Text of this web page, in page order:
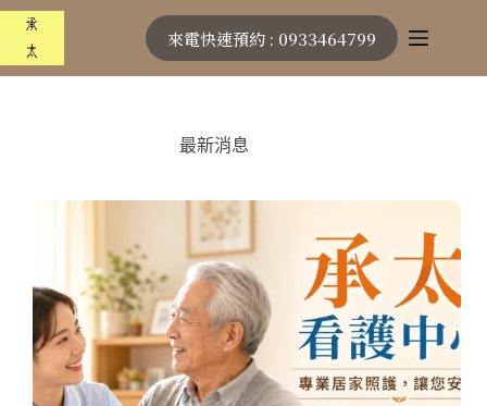
跳
主
來電快速預約 : 0933464799
最新消息